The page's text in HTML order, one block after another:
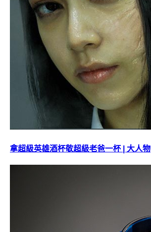
拿超級英雄酒杯敬超級老爸一杯 | 大人物